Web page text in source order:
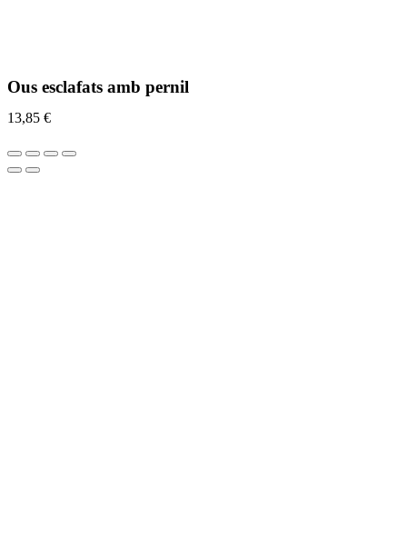
Ous esclafats amb pernil
13,85 €